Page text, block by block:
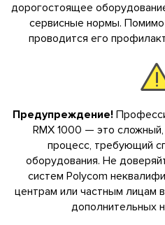
дорогостоящее
сервисные нормы.
проводится его
Предупреждение!
RMX 1000 — это
процесс, требующий
оборудования. Не
систем Polycom
центрам или частным лицам
дополнительных